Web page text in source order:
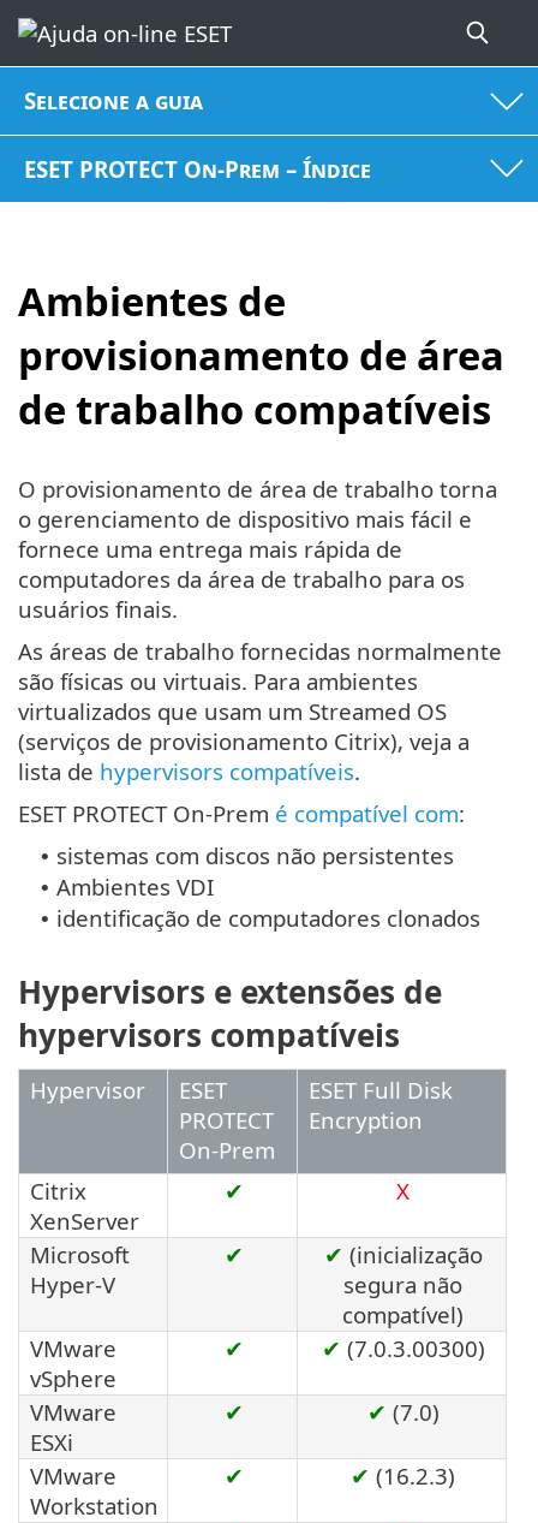
Selecione a guia
ESET PROTECT On-Prem – Índice
Ambientes de
provisionamento de área
de trabalho compatíveis
O provisionamento de área de trabalho torna
o gerenciamento de dispositivo mais fácil e
fornece uma entrega mais rápida de
computadores da área de trabalho para os
usuários finais.
As áreas de trabalho fornecidas normalmente
são físicas ou virtuais. Para ambientes
virtualizados que usam um Streamed OS
(serviços de provisionamento Citrix), veja a
lista de hypervisors compatíveis.
ESET PROTECT On-Prem é compatível com:
• sistemas com discos não persistentes
• Ambientes VDI
• identificação de computadores clonados
Hypervisors e extensões de
hypervisors compatíveis
Hypervisor
ESET
PROTECT
On-Prem
ESET Full Disk
Encryption
Citrix
XenServer
✔ X
Microsoft
Hyper-V
✔ ✔ (inicialização
segura não
compatível)
VMware
vSphere
✔ ✔ (7.0.3.00300)
VMware
ESXi
✔ ✔ (7.0)
VMware
Workstation
✔ ✔ (16.2.3)